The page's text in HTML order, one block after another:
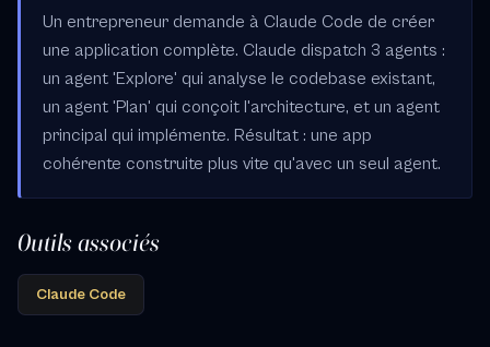
Un entrepreneur demande à Claude Code de créer
une application complète. Claude dispatch 3 agents :
un agent 'Explore' qui analyse le codebase existant,
un agent 'Plan' qui conçoit l'architecture, et un agent
principal qui implémente. Résultat : une app
cohérente construite plus vite qu'avec un seul agent.
Outils associés
Claude Code